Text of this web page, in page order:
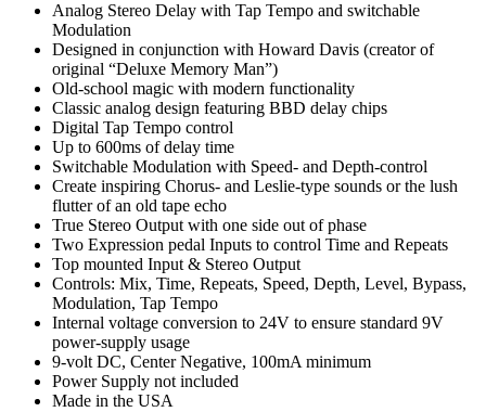
Analog Stereo Delay with Tap Tempo and switchable
Modulation
Designed in conjunction with Howard Davis (creator of
original “Deluxe Memory Man”)
Old-school magic with modern functionality
Classic analog design featuring BBD delay chips
Digital Tap Tempo control
Up to 600ms of delay time
Switchable Modulation with Speed- and Depth-control
Create inspiring Chorus- and Leslie-type sounds or the lush
flutter of an old tape echo
True Stereo Output with one side out of phase
Two Expression pedal Inputs to control Time and Repeats
Top mounted Input & Stereo Output
Controls: Mix, Time, Repeats, Speed, Depth, Level, Bypass,
Modulation, Tap Tempo
Internal voltage conversion to 24V to ensure standard 9V
power-supply usage
9-volt DC, Center Negative, 100mA minimum
Power Supply not included
Made in the USA